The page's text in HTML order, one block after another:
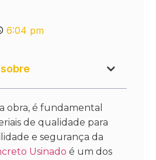
6:04 pm
obra, é fundamental
de qualidade para
e segurança da
Usinado é um dos